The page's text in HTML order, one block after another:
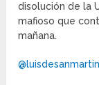
disolución de la
mafioso que
mañana.
@luisdesanmartin